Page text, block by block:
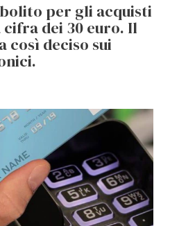
per gli acquisti
dei 30 euro. Il
così deciso sui